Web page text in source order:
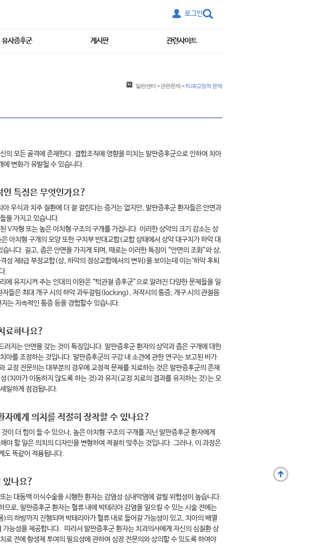
로그인
유사증후군 게시판 관련사이트
말판센터>관련문제>치과/교정적 문제
의 모든 골격에 존재한다. 결합조직에 영향을 미치는 말판증후군으로 인하여 치아
에 변화가 유발될 수 있습니다.
인 특징은 무엇인가요?
우식과 치주 질환에 더 잘 걸린다는 증거는 없지만, 말판증후군 환자들은 안면과
을 가지고 있습니다.
V자형 또는 높은 아치형 구조의 구개를 가집니다. 이러한 상악의 크기 감소는 상
아치형 구개의 모양 또한 구치부 반대교합(교합 상태에서 상악 대구치가 하악 대
니다. 길고, 좁은 안면을 가지게 되며, 때로는 이러한 특징이 “안면의 조화”와 상,
성 제II급 부정교합(상, 하악의 정상교합에서의 변위)을 보이는데 이는‘하악 후퇴
.
에 유지시켜 주는 인대의 이완은 “턱관절 증후군”으로 알려진 다양한 문제들을 일
자들은 최대 개구 시의 하악 과두걸림(locking), 저작시의 통증, 개구 시의 관절음
지속적인 통증 등을 경험할수 있습니다.
료하나요?
러지는 안면을 갖는 것이 특징입니다. 말판증후군 환자의 상악과 좁은 구개에 대한
아를 조정하는 것입니다. 말판증후군의 구강 내 소견에 관한 연구는 보고된 바가
교정 전문의는 대부분의 경우에 교정적 문제를 치료하는 것은 말판증후군의 존재
(치아가 이동하지 않도록 하는 것)과 유지(교정 치료의 결과를 유지하는 것)는 모
밀하게 점검됩니다.
자에게 의치를 적절히 장착할 수 있나요?
더 힘이 들 수 있으나, 높은 아치형 구조의 구개를 지닌 말판증후군 환자에게
야 할 일은 의치의 디자인을 변형하여 적절히 맞추는 것입니다. 그러나, 이 과정은
도 똑같이 적용됩니다.
있나요?
는 대동맥 이식수술을 시행한 환자는 감염성 심내막염에 걸릴 위험성이 높습니다.
므로, 말판증후군 환자는 혈류 내에 박테리아 감염을 일으킬 수 있는 시술 전에는
의 하방까지 진행되며 박테리아가 혈류 내로 들어갈 가능성이 있고, 치아의 배열
가능성을 제공합니다. 따라서 말판증후군 환자는 치과의사에게 자신의 심질환 상
료 전에 항생제 투여의 필요성에 관하여 심장 전문의와 상의할 수 있도록 하여야